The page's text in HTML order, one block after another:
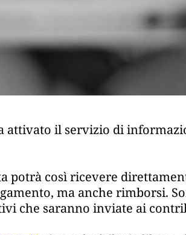
attivato il servizio di
potrà così ricevere
ma anche rimborsi.
che saranno inviate ai